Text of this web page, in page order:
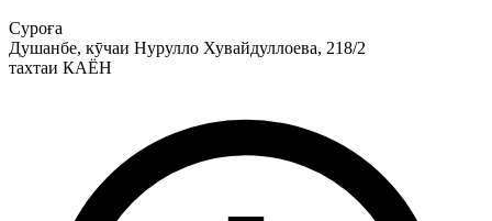
Суроға
Душанбе, кӯчаи Нурулло Хувайдуллоева, 218/2
тахтаи КАЁН